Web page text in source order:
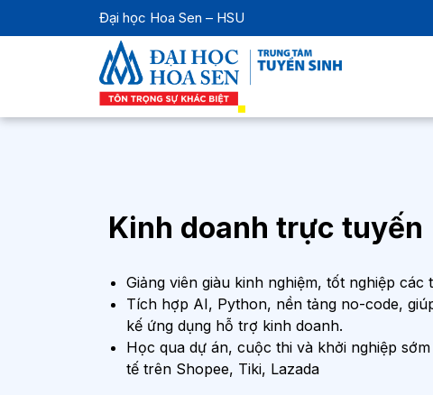
Đại học Hoa Sen – HSU
Kinh doanh trực tuyến
Giảng viên giàu kinh nghiệm, tốt nghiệp các
Tích hợp AI, Python, nền tảng no-code,
kế ứng dụng hỗ trợ kinh doanh.
Học qua dự án, cuộc thi và khởi nghiệp
tế trên Shopee, Tiki, Lazada